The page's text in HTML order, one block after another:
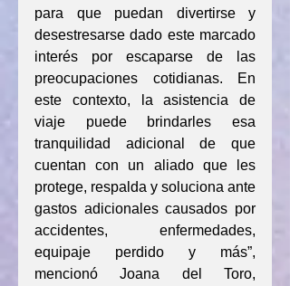
para que puedan divertirse y
desestresarse dado este marcado
interés por escaparse de las
preocupaciones cotidianas. En
este contexto, la asistencia de
viaje puede brindarles esa
tranquilidad adicional de que
cuentan con un aliado que les
protege, respalda y soluciona ante
gastos adicionales causados por
accidentes, enfermedades,
equipaje perdido y más”,
mencionó Joana del Toro,